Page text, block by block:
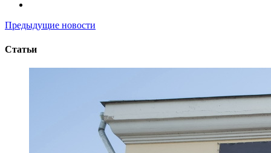
Предыдущие новости
Статьи